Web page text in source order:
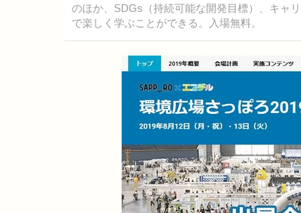
のほか、SDGs（持続可能な開発目標）、キャ
で楽しく学ぶことができる。入場無料。